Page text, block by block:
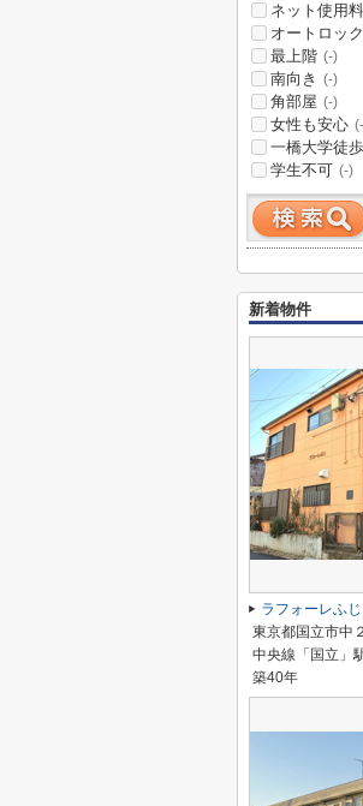
ネット使用
オートロック
最上階 (-)
南向き (-)
角部屋 (-)
女性も安心
一橋大学徒
学生不可 (-)
新着物件
ラフォーレふじ
東京都国立市中
中央線「国立」
築40年